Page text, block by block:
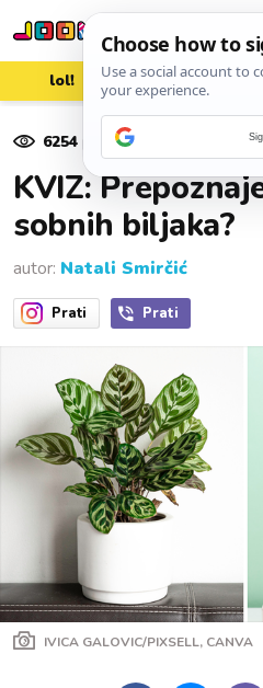
lol! aww
6254 pregleda
KVIZ:
sobnih biljaka?
autor: Natali Smirčić
Prati Prati
IVICA GALOVIC/PIXSELL, CANVA